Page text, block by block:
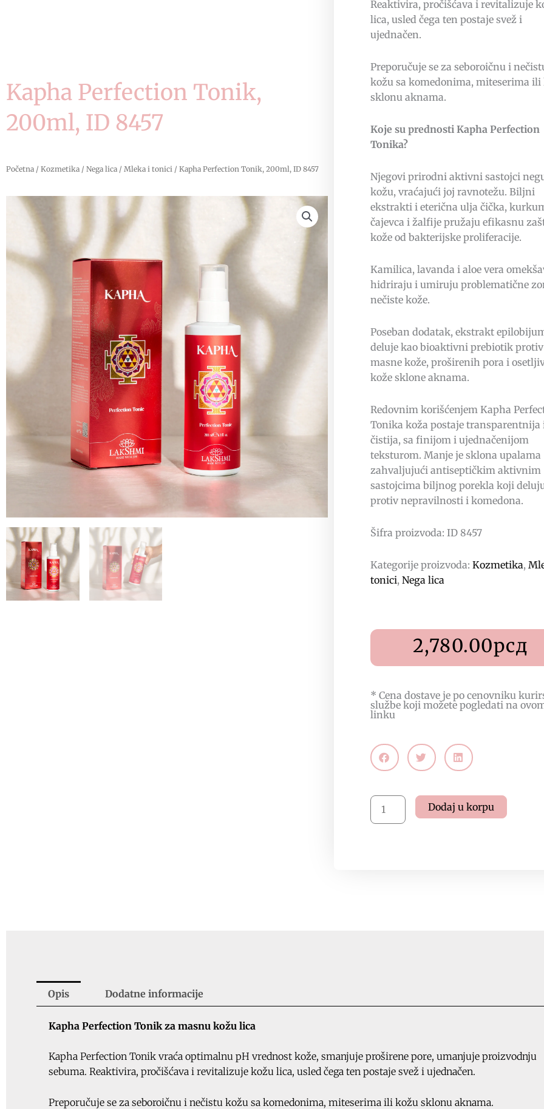
Kapha Perfection Tonik,
200ml, ID 8457
Početna / Kozmetika / Nega lica / Mleka i tonici / Kapha Perfection Tonik, 200ml, ID 8457
Reaktivira, pročišćava i revitalizuje
lica, usled čega ten postaje svež i
ujednačen.
Preporučuje se za seboroičnu i
kožu sa komedonima, miteserima ili
sklonu aknama.
Koje su prednosti Kapha Perfection
Tonika?
Njegovi prirodni aktivni sastojci
kožu, vraćajući joj ravnotežu. Biljni
ekstrakti i eterična ulja čička,
čajevca i žalfije pružaju efikasnu
kože od bakterijske proliferacije.
Kamilica, lavanda i aloe vera
hidriraju i umiruju problematične
nečiste kože.
Poseban dodatak, ekstrakt
deluje kao bioaktivni prebiotik protiv
masne kože, proširenih pora i
kože sklone aknama.
Redovnim korišćenjem Kapha
Tonika koža postaje transparentnija
čistija, sa finijom i ujednačenijom
teksturom. Manje je sklona upalama
zahvaljujući antiseptičkim aktivnim
sastojcima biljnog porekla koji
protiv nepravilnosti i komedona.
Šifra proizvoda: ID 8457
Kategorije proizvoda: Kozmetika,
tonici, Nega lica
2,780.00рсд
* Cena dostave je po cenovniku
službe koji možete pogledati na
linku
Kapha
Perfection
Dodaj u korpu
Opis Dodatne informacije
Kapha Perfection Tonik za masnu kožu lica
Kapha Perfection Tonik vraća optimalnu pH vrednost kože, smanjuje proširene pore, umanjuje proizvodnju
sebuma. Reaktivira, pročišćava i revitalizuje kožu lica, usled čega ten postaje svež i ujednačen.
Preporučuje se za seboroičnu i nečistu kožu sa komedonima, miteserima ili kožu sklonu aknama.